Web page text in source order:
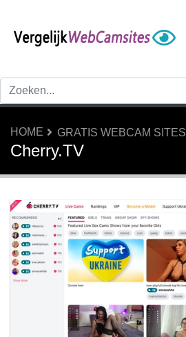
HOME GRATIS WEBCAM SITES
Cherry.TV